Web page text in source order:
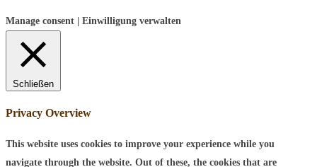
Manage consent | Einwilligung verwalten
Schließen
Privacy Overview
This website uses cookies to improve your experience while you
navigate through the website. Out of these, the cookies that are